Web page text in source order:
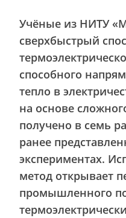
Учёные из НИТУ
сверхбыстрый
способного
тепло в
на основе
получено в семь
ранее
экспериментах.
метод открывает
промышленного